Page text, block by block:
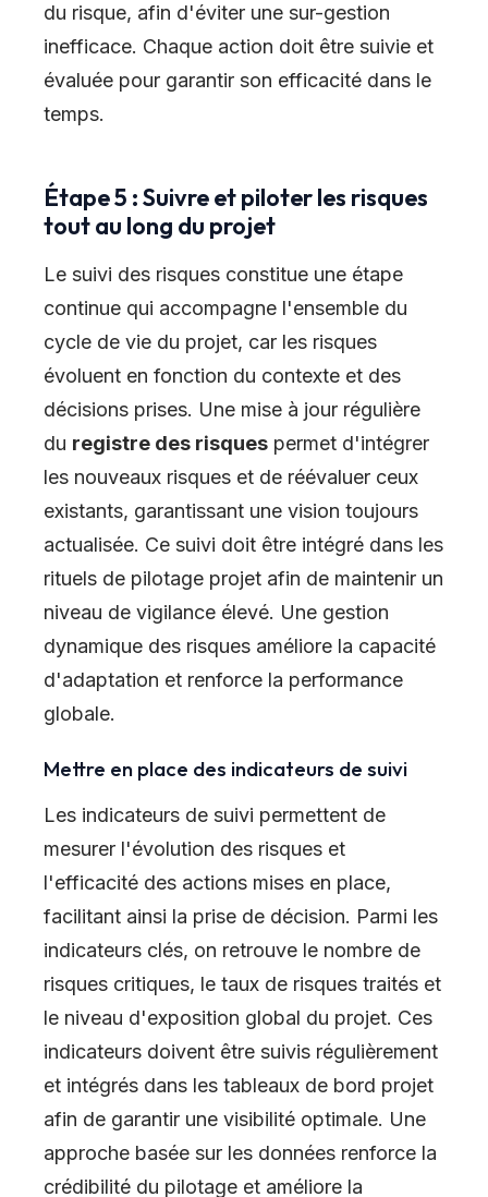
du risque, afin d'éviter une sur-gestion
inefficace. Chaque action doit être suivie et
évaluée pour garantir son efficacité dans le
temps.
Étape 5 : Suivre et piloter les risques
tout au long du projet
Le suivi des risques constitue une étape
continue qui accompagne l'ensemble du
cycle de vie du projet, car les risques
évoluent en fonction du contexte et des
décisions prises. Une mise à jour régulière
du registre des risques permet d'intégrer
les nouveaux risques et de réévaluer ceux
existants, garantissant une vision toujours
actualisée. Ce suivi doit être intégré dans les
rituels de pilotage projet afin de maintenir un
niveau de vigilance élevé. Une gestion
dynamique des risques améliore la capacité
d'adaptation et renforce la performance
globale.
Mettre en place des indicateurs de suivi
Les indicateurs de suivi permettent de
mesurer l'évolution des risques et
l'efficacité des actions mises en place,
facilitant ainsi la prise de décision. Parmi les
indicateurs clés, on retrouve le nombre de
risques critiques, le taux de risques traités et
le niveau d'exposition global du projet. Ces
indicateurs doivent être suivis régulièrement
et intégrés dans les tableaux de bord projet
afin de garantir une visibilité optimale. Une
approche basée sur les données renforce la
crédibilité du pilotage et améliore la